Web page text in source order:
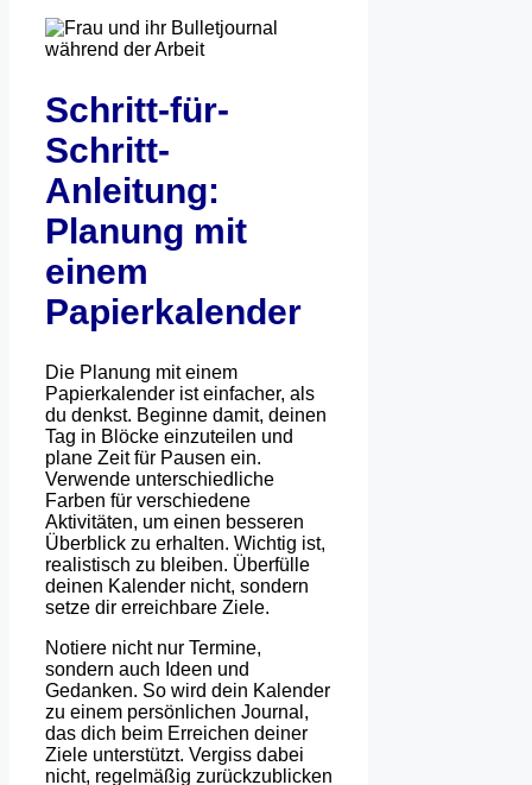
Schritt-für-
Schritt-
Anleitung:
Planung mit
einem
Papierkalender
Die Planung mit einem
Papierkalender ist einfacher, als
du denkst. Beginne damit, deinen
Tag in Blöcke einzuteilen und
plane Zeit für Pausen ein.
Verwende unterschiedliche
Farben für verschiedene
Aktivitäten, um einen besseren
Überblick zu erhalten. Wichtig ist,
realistisch zu bleiben. Überfülle
deinen Kalender nicht, sondern
setze dir erreichbare Ziele.
Notiere nicht nur Termine,
sondern auch Ideen und
Gedanken. So wird dein Kalender
zu einem persönlichen Journal,
das dich beim Erreichen deiner
Ziele unterstützt. Vergiss dabei
nicht, regelmäßig zurückzublicken